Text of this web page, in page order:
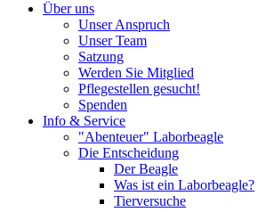
Über uns
Unser Anspruch
Unser Team
Satzung
Werden Sie Mitglied
Pflegestellen gesucht!
Spenden
Info & Service
"Abenteuer" Laborbeagle
Die Entscheidung
Der Beagle
Was ist ein Laborbeagle?
Tierversuche